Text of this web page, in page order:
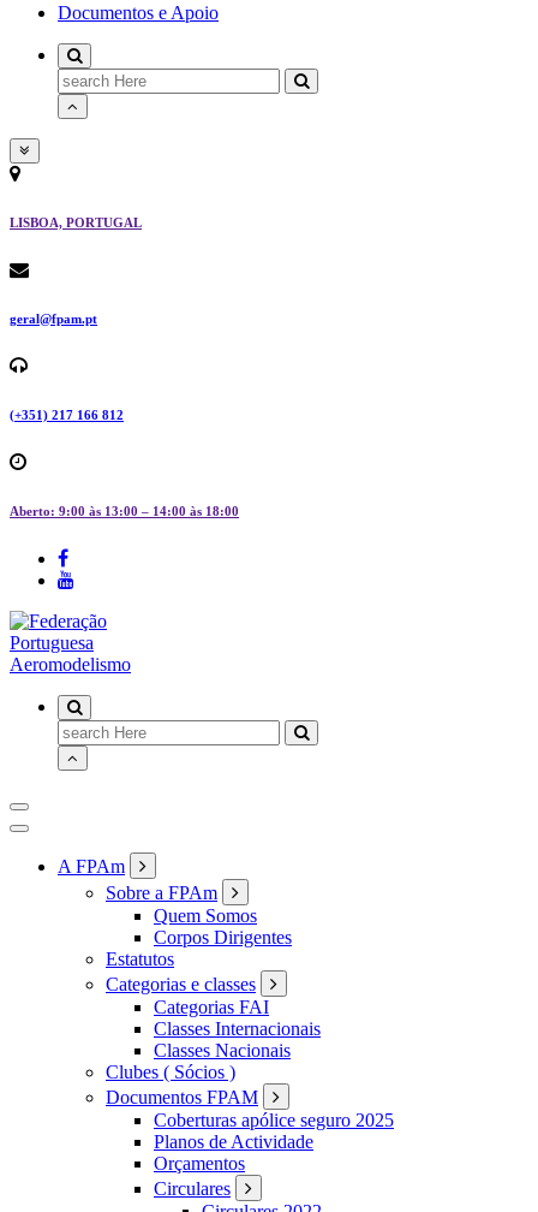
Documentos e Apoio
Search
for:
LISBOA, PORTUGAL
geral@fpam.pt
(+351) 217 166 812
Aberto: 9:00 às 13:00 – 14:00 às 18:00
FPAM
Search
for:
A FPAm
Sobre a FPAm
Quem Somos
Corpos Dirigentes
Estatutos
Categorias e classes
Categorias FAI
Classes Internacionais
Classes Nacionais
Clubes ( Sócios )
Documentos FPAM
Coberturas apólice seguro 2025
Planos de Actividade
Orçamentos
Circulares